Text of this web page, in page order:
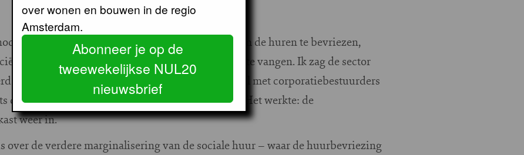
vuur er is, zagen we toen Schoof I besloot om de huren te bevriezen,
rugdekking voor de corporaties om de klap op te vangen. Ik zag de sector
optrekken richting de politiek. Media stonden vol met corporatiebestuurders
die uitlegden waarom dit een heel dom plan was. Het werkte: de
weer in.
over de verdere marginalisering van de sociale huur – waar de huurbevriezing
over wonen en bouwen in de regio
Amsterdam.
Abonneer je op de
tweewekelijkse NUL20
nieuwsbrief